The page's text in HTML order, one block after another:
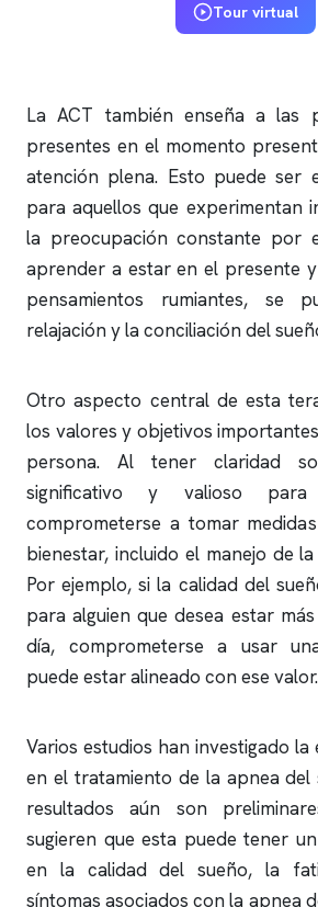
Tour virtual
La ACT también enseña a las
presentes en el momento
atención plena. Esto puede ser
para aquellos que experimentan
la preocupación constante por
aprender a estar en el presente
pensamientos rumiantes, se
relajación y la conciliación del
Otro aspecto central de esta
los valores y objetivos
persona. Al tener claridad
significativo y valioso
comprometerse a tomar
bienestar, incluido el manejo de
Por ejemplo, si la calidad del
para alguien que desea estar
día, comprometerse a usar
puede estar alineado con ese valor.
Varios estudios han investigado la
en el tratamiento de la apnea del
resultados aún son
sugieren que esta puede tener
en la calidad del sueño, la
síntomas asociados con la apnea